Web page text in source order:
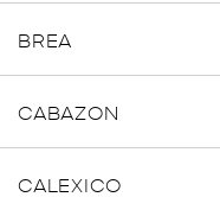
BREA
CABAZON
CALEXICO